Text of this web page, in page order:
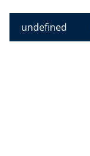
undefined